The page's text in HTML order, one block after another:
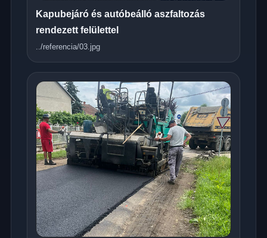
Kapubejáró és autóbeálló aszfaltozás
rendezett felülettel
../referencia/03.jpg